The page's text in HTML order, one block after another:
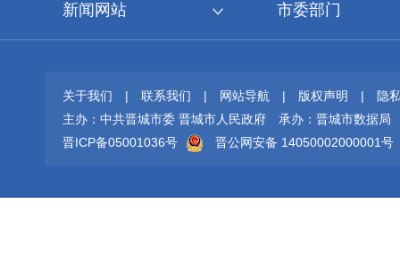
新闻网站 市委部门
关于我们 | 联系我们 | 网站导航 | 版权声明 |
隐
主办：中共晋城市委 晋城市人民政府
承办：晋城市数据局
晋ICP备05001036号
晋公网安备 14050002000001号